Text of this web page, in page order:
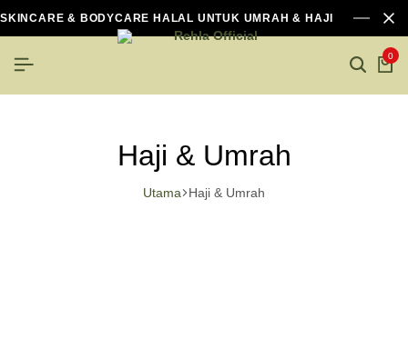
SKINCARE & BODYCARE HALAL UNTUK UMRAH & HAJI
0
Haji & Umrah
Utama Haji & Umrah